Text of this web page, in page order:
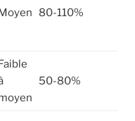
80-110%
50-80%